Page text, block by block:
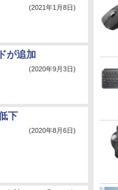
(2021年1月8日)
が追加
(2020年9月3日)
下
(2020年8月6日)